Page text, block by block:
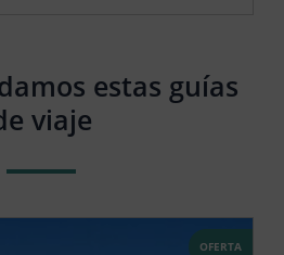
estas guías
viaje
OFERTA